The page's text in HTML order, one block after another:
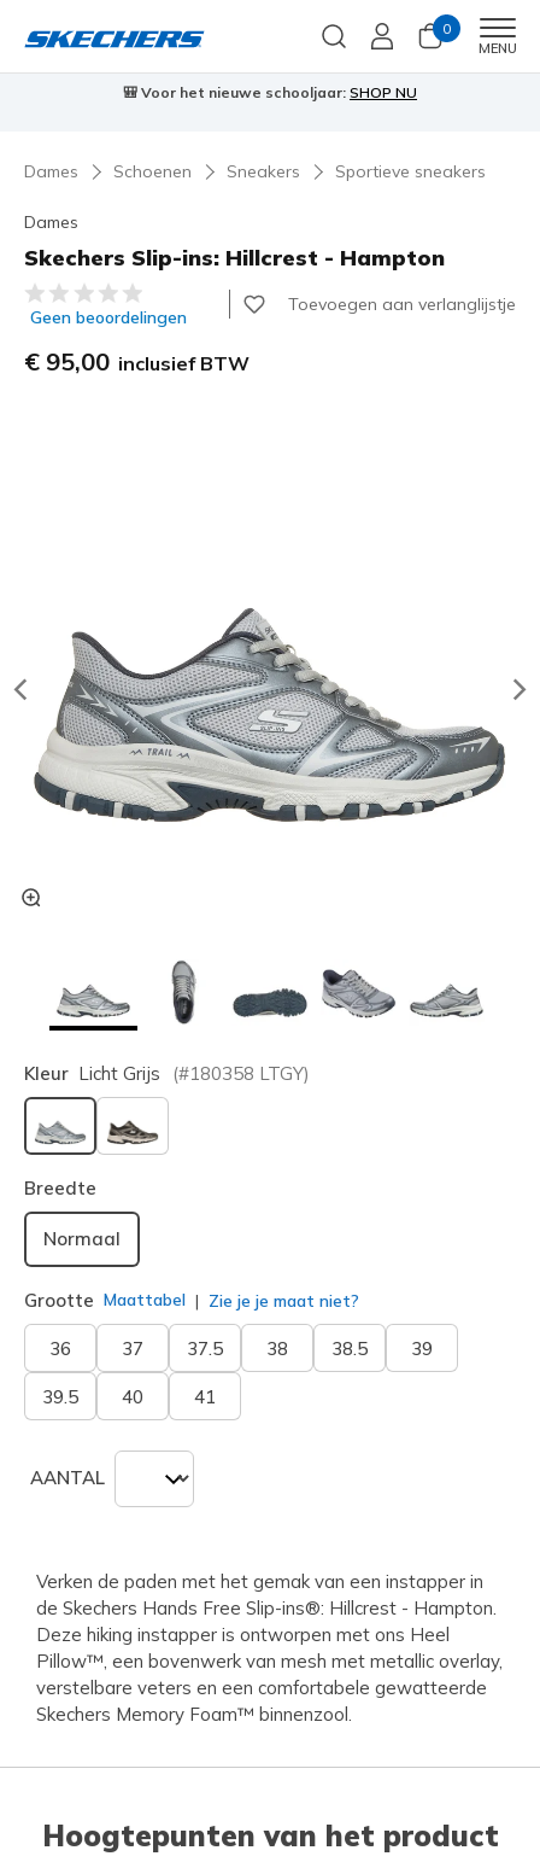
0
MENU
🎒 Voor het nieuwe schooljaar: SHOP NU
Dames Schoenen Sneakers Sportieve sneakers
Dames
Skechers Slip-ins: Hillcrest - Hampton
4,4 van de 5 klantbeoordelingen
Geen beoordelingen
Toevoegen aan verlanglijstje
€ 95,00 inclusief BTW
Kleur Licht Grijs (#180358 LTGY)
geselecteerd
Breedte
Normaal
Grootte Maattabel Zie je je maat niet?
36 37 37.5 38 38.5 39
39.5 40 41
AANTAL
Verken de paden met het gemak van een instapper in
de Skechers Hands Free Slip-ins®: Hillcrest - Hampton.
Deze hiking instapper is ontworpen met ons Heel
Pillow™, een bovenwerk van mesh met metallic overlay,
verstelbare veters en een comfortabele gewatteerde
Skechers Memory Foam™ binnenzool.
Hoogtepunten van het product